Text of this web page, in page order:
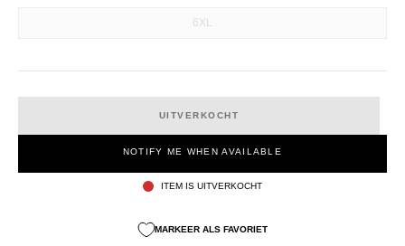
6XL
UITVERKOCHT
NOTIFY ME WHEN AVAILABLE
ITEM IS UITVERKOCHT
MARKEER ALS FAVORIET